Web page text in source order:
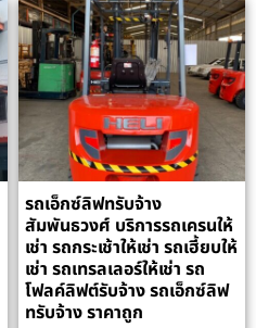
รถเอ็กซ์ลิฟทรับจ้าง
สัมพันธวงศ์ บริการรถเครนให้
เช่า รถกระเช้าให้เช่า รถเฮี้ยบให้
เช่า รถเทรลเลอร์ให้เช่า รถ
โฟลค์ลิฟต์รับจ้าง รถเอ็กซ์ลิฟ
ทรับจ้าง ราคาถูก